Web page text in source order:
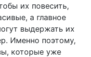
их повесить,
а главное
выдержать их
Именно поэтому,
которые уже